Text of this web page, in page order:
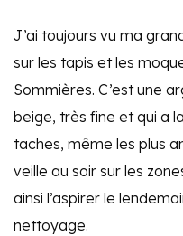
J’ai toujours vu ma
sur les tapis etles
Sommières. C’est une
beige, très fine et qui a
taches, même les plus
veille au soir sur les
ainsi l’aspirer le
nettoyage.